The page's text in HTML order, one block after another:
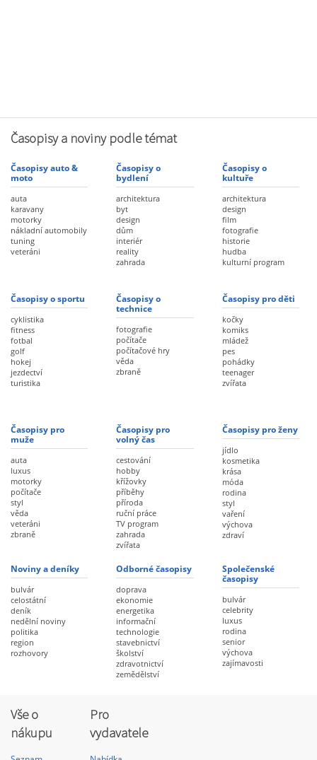
Časopisy a noviny podle témat
Časopisy auto &
moto
auta
karavany
motorky
nákladní automobily
tuning
veteráni
Časopisy o
bydlení
architektura
byt
design
dům
interiér
reality
zahrada
Časopisy o
kultuře
architektura
design
film
fotografie
historie
hudba
kulturní program
Časopisy o sportu
cyklistika
fitness
fotbal
golf
hokej
jezdectví
turistika
Časopisy o
technice
fotografie
počítače
počítačové hry
věda
zbraně
Časopisy pro děti
kočky
komiks
mládež
pes
pohádky
teenager
zvířata
Časopisy pro
muže
auta
luxus
motorky
počítače
styl
věda
veteráni
zbraně
Časopisy pro
volný čas
cestování
hobby
křížovky
příběhy
příroda
ruční práce
TV program
zahrada
zvířata
Časopisy pro ženy
jídlo
kosmetika
krása
móda
rodina
styl
vaření
výchova
zdraví
Noviny a deníky
bulvár
celostátní
deník
nedělní noviny
politika
region
rozhovory
Odborné časopisy
doprava
ekonomie
energetika
informační
technologie
stavebnictví
školství
zdravotnictví
zemědělství
Společenské
časopisy
bulvár
celebrity
luxus
rodina
senior
výchova
zajímavosti
Vše o
nákupu
Pro
vydavatele